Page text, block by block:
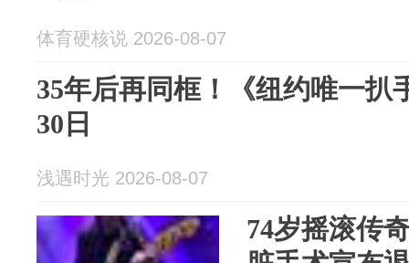
体育硬核说 2026-08-07
35年后再同框！《纽约唯一扒
30日
浅遇时光 2026-08-07
74岁摇滚传